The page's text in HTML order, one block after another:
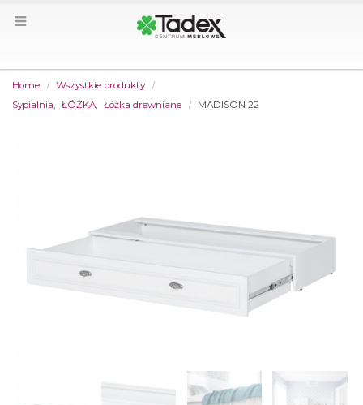
Home
Wszystkie produkty
Sypialnia
ŁÓŻKA Łóżka drewniane MADISON 22